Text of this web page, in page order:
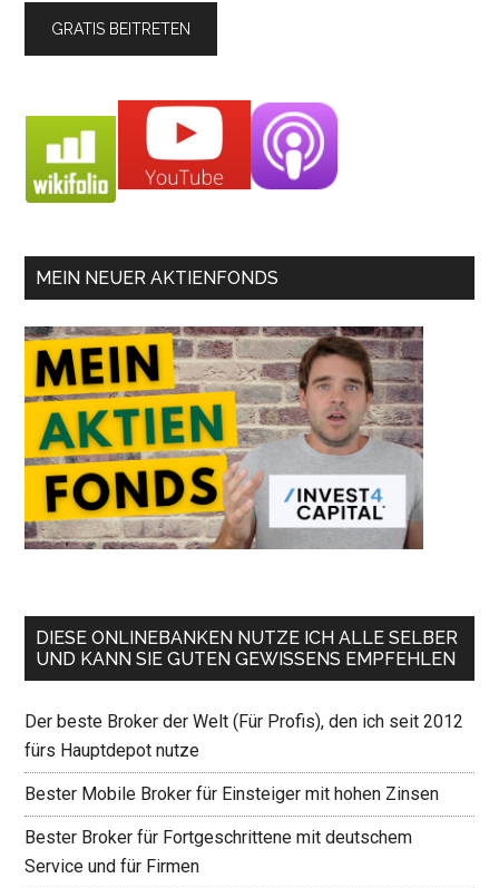
MEIN NEUER AKTIENFONDS
DIESE ONLINEBANKEN NUTZE ICH ALLE SELBER
UND KANN SIE GUTEN GEWISSENS EMPFEHLEN
Der beste Broker der Welt (Für Profis), den ich seit 2012
fürs Hauptdepot nutze
Bester Mobile Broker für Einsteiger mit hohen Zinsen
Bester Broker für Fortgeschrittene mit deutschem
Service und für Firmen